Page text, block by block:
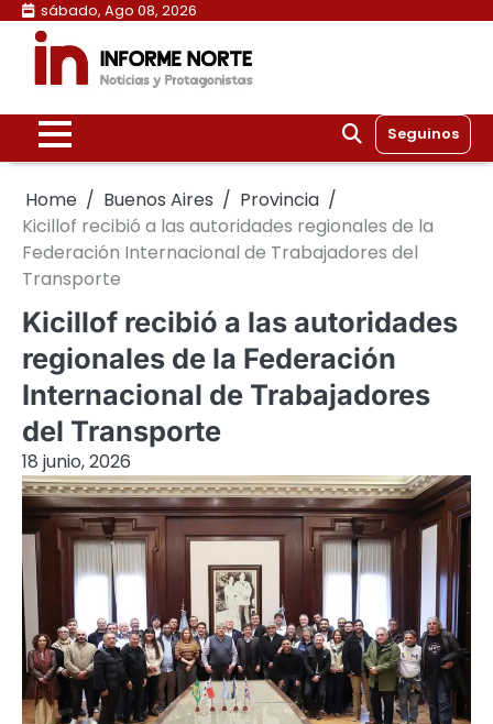
Skip
content
sábado, Ago 08, 2026
Seguinos
Home Buenos Aires
Provincia
Kicillof recibió a las autoridades regionales de la
Federación Internacional de Trabajadores del
Transporte
Kicillof recibió a las autoridades
regionales de la Federación
Internacional de Trabajadores
del Transporte
18 junio, 2026